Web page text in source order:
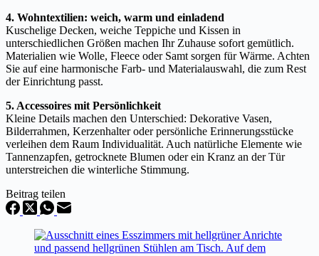
4. Wohntextilien: weich, warm und einladend
Kuschelige Decken, weiche Teppiche und Kissen in
unterschiedlichen Größen machen Ihr Zuhause sofort gemütlich.
Materialien wie Wolle, Fleece oder Samt sorgen für Wärme. Achten
Sie auf eine harmonische Farb- und Materialauswahl, die zum Rest
der Einrichtung passt.
5. Accessoires mit Persönlichkeit
Kleine Details machen den Unterschied: Dekorative Vasen,
Bilderrahmen, Kerzenhalter oder persönliche Erinnerungsstücke
verleihen dem Raum Individualität. Auch natürliche Elemente wie
Tannenzapfen, getrocknete Blumen oder ein Kranz an der Tür
unterstreichen die winterliche Stimmung.
Beitrag teilen